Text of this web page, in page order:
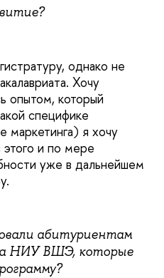
однако не
Хочу
опытом, который
специфике
маркетинга) я хочу
этого и по мере
уже в дальнейшем
абитуриентам
НИУ ВШЭ, которые